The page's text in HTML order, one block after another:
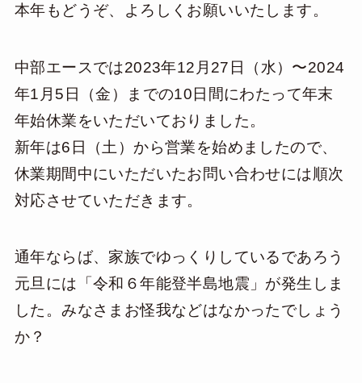
本年もどうぞ、よろしくお願いいたします。
中部エースでは2023年12月27日（水）〜2024
年1月5日（金）までの10日間にわたって年末
年始休業をいただいておりました。
新年は6日（土）から営業を始めましたので、
休業期間中にいただいたお問い合わせには順次
対応させていただきます。
通年ならば、家族でゆっくりしているであろう
元旦には「令和６年能登半島地震」が発生しま
した。みなさまお怪我などはなかったでしょう
か？